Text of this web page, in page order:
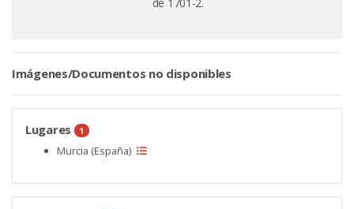
Imágenes/Documentos no disponibles
Lugares 1
Murcia (España)